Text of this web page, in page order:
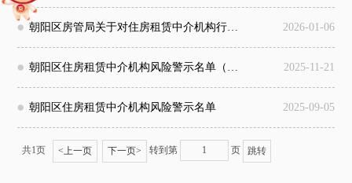
朝阳区房管局关于对住房租赁中介机构行政处罚的通报 2026-01-06
朝阳区住房租赁中介机构风险警示名单（六） 2025-11-21
朝阳区住房租赁中介机构风险警示名单 2025-09-05
共1页 <上一页 下一页> 转到第 页